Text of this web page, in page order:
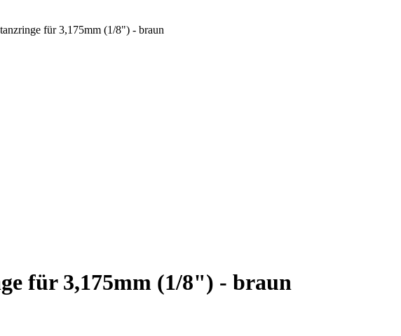
für 3,175mm (1/8") - braun
für 3,175mm (1/8") - braun